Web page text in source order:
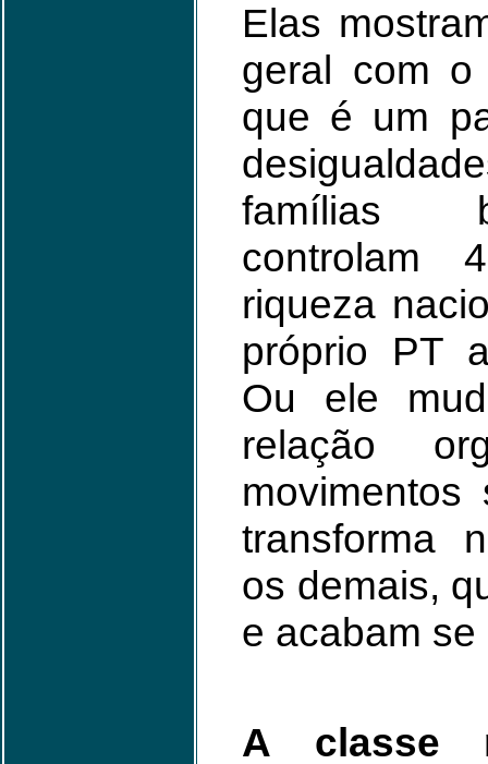
Elas
geral com o
que é um
famílias
controlam
riqueza
próprio PT
Ou ele
relação
transforma
os demais,
e acabam
A classe